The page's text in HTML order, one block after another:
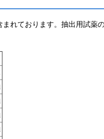
れております。抽出用試薬